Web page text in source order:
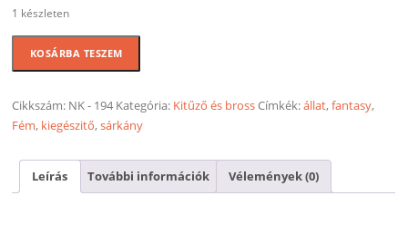
1 készleten
mennyiség
KOSÁRBA TESZEM
Cikkszám: NK - 194 Kategória: Kitűző és brossCímkék:állat,fantasy,
Fém, kiegészitő,sárkány
Leírás További információk Vélemények (0)